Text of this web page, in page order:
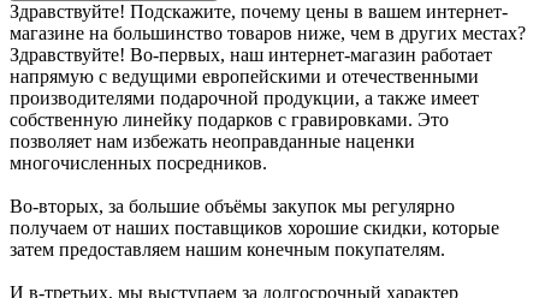
Здравствуйте! Подскажите, почему цены в вашем интернет-
магазине на большинство товаров ниже, чем в других местах?
Здравствуйте! Во-первых, наш интернет-магазин работает
напрямую с ведущими европейскими и отечественными
производителями подарочной продукции, а также имеет
собственную линейку подарков с гравировками. Это
позволяет нам избежать неоправданные наценки
многочисленных посредников.
Во-вторых, за большие объёмы закупок мы регулярно
получаем от наших поставщиков хорошие скидки, которые
затем предоставляем нашим конечным покупателям.
И в-третьих, мы выступаем за долгосрочный характер